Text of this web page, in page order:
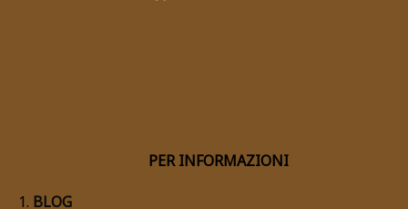
PER INFORMAZIONI
BLOG